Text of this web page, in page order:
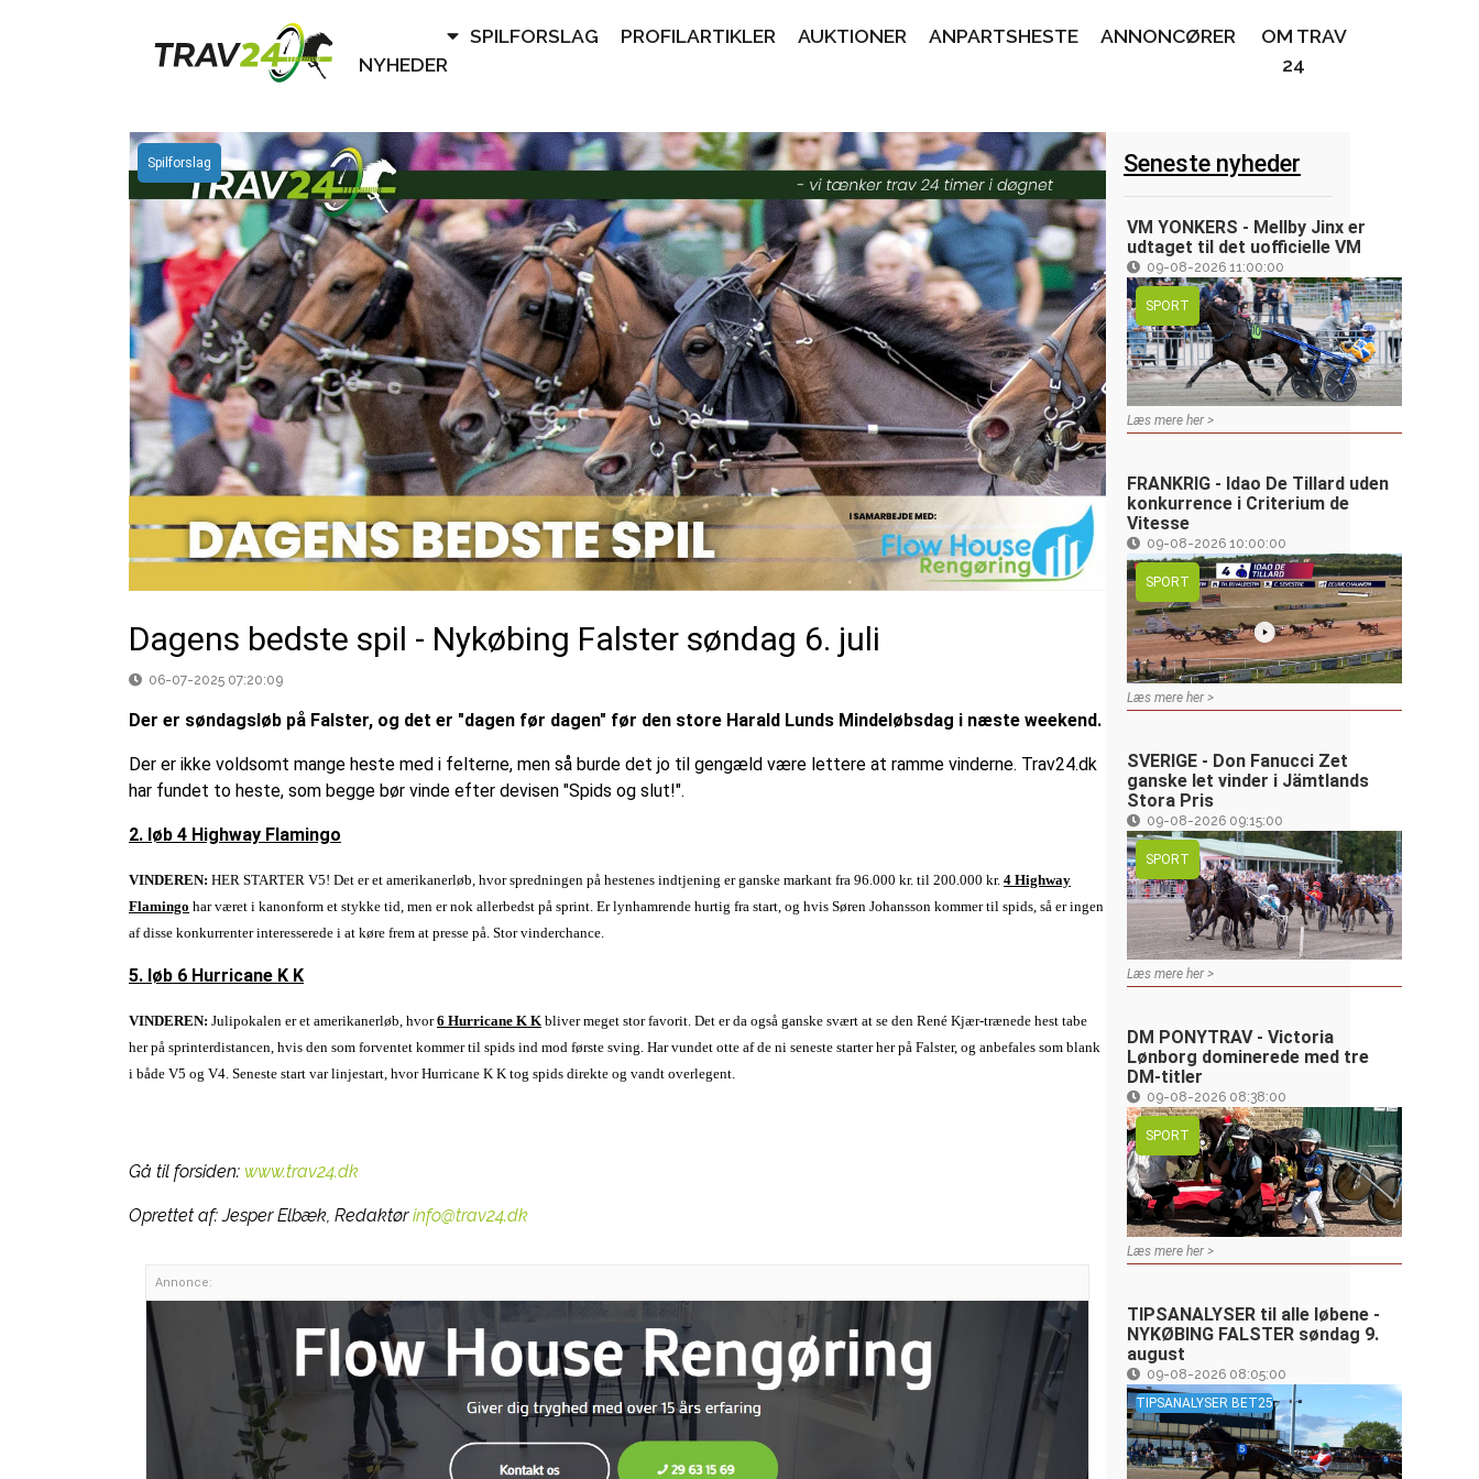
Spilforslag
Dagens bedste spil - Nykøbing Falster søndag 6. juli
06-07-2025 07:20:09
Der er søndagsløb på Falster, og det er "dagen før dagen" før den store Harald Lunds Mindeløbsdag i næste weekend.
Der er ikke voldsomt mange heste med i felterne, men så burde det jo til gengæld være lettere at ramme vinderne. Trav24.dk
har fundet to heste, som begge bør vinde efter devisen "Spids og slut!".
2. løb 4 Highway Flamingo
VINDEREN: HER STARTER V5! Det er et amerikanerløb, hvor spredningen på hestenes indtjening er ganske markant fra 96.000 kr. til 200.000 kr. 4 Highway
Flamingo har været i kanonform et stykke tid, men er nok allerbedst på sprint. Er lynhamrende hurtig fra start, og hvis Søren Johansson kommer til spids, så er ingen
af disse konkurrenter interesserede i at køre frem at presse på. Stor vinderchance.
5. løb 6 Hurricane K K
VINDEREN: Julipokalen er et amerikanerløb, hvor6 Hurricane K K bliver meget stor favorit. Det er da også ganske svært at se den René Kjær-trænede hest tabe
her på sprinterdistancen, hvis den som forventet kommer til spids ind mod første sving. Har vundet otte af de ni seneste starter her på Falster, og anbefales som blank
i både V5 og V4. Seneste start var linjestart, hvor Hurricane K K tog spids direkte og vandt overlegent.
Gå til forsiden: www.trav24.dk
Oprettet af:Jesper Elbæk, Redaktør info@trav24.dk
Annonce:
Seneste nyheder
VM YONKERS - Mellby Jinx er
udtaget til det uofficielle VM
09-08-2026 11:00:00
SPORT
Læs mere her >
FRANKRIG - Idao De Tillard uden
konkurrence i Criterium de
Vitesse
09-08-2026 10:00:00
SPORT
Læs mere her >
SVERIGE - Don Fanucci Zet
ganske let vinder i Jämtlands
Stora Pris
09-08-2026 09:15:00
SPORT
Læs mere her >
DM PONYTRAV - Victoria
Lønborg dominerede med tre
DM-titler
09-08-2026 08:38:00
SPORT
Læs mere her >
TIPSANALYSER til alle løbene -
NYKØBING FALSTER søndag 9.
august
09-08-2026 08:05:00
TIPSANALYSER BET25
NYHEDER
SPILFORSLAG PROFILARTIKLER AUKTIONER ANPARTSHESTE ANNONCØRER
OM TRAV
24